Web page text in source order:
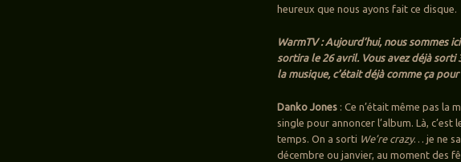
heureux que nous ayons fait ce disque.
WarmTV : Aujourd’hui, nous sommes
sortira le 26 avril. Vous avez déjà sorti
la musique, c’était déjà comme ça
Danko Jones : Ce n’était même pas la
single pour annoncer l’album. Là,
temps. On a sorti We’re crazy… je ne
décembre ou janvier, au moment des